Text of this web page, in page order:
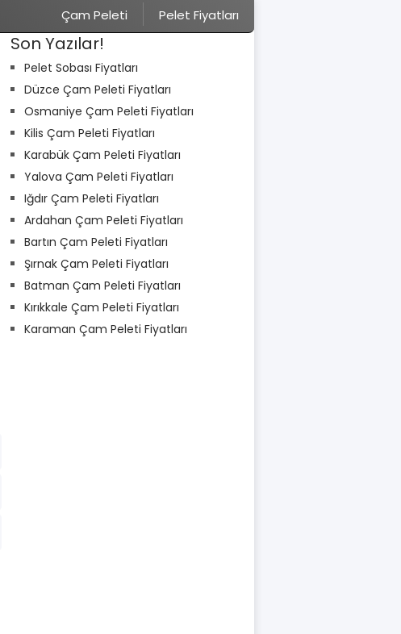
Çam Peleti Pelet Fiyatları
Son Yazılar!
Pelet Sobası Fiyatları
Düzce Çam Peleti Fiyatları
Osmaniye Çam Peleti Fiyatları
Kilis Çam Peleti Fiyatları
Karabük Çam Peleti Fiyatları
Yalova Çam Peleti Fiyatları
Iğdır Çam Peleti Fiyatları
Ardahan Çam Peleti Fiyatları
Bartın Çam Peleti Fiyatları
Şırnak Çam Peleti Fiyatları
Batman Çam Peleti Fiyatları
Kırıkkale Çam Peleti Fiyatları
Karaman Çam Peleti Fiyatları